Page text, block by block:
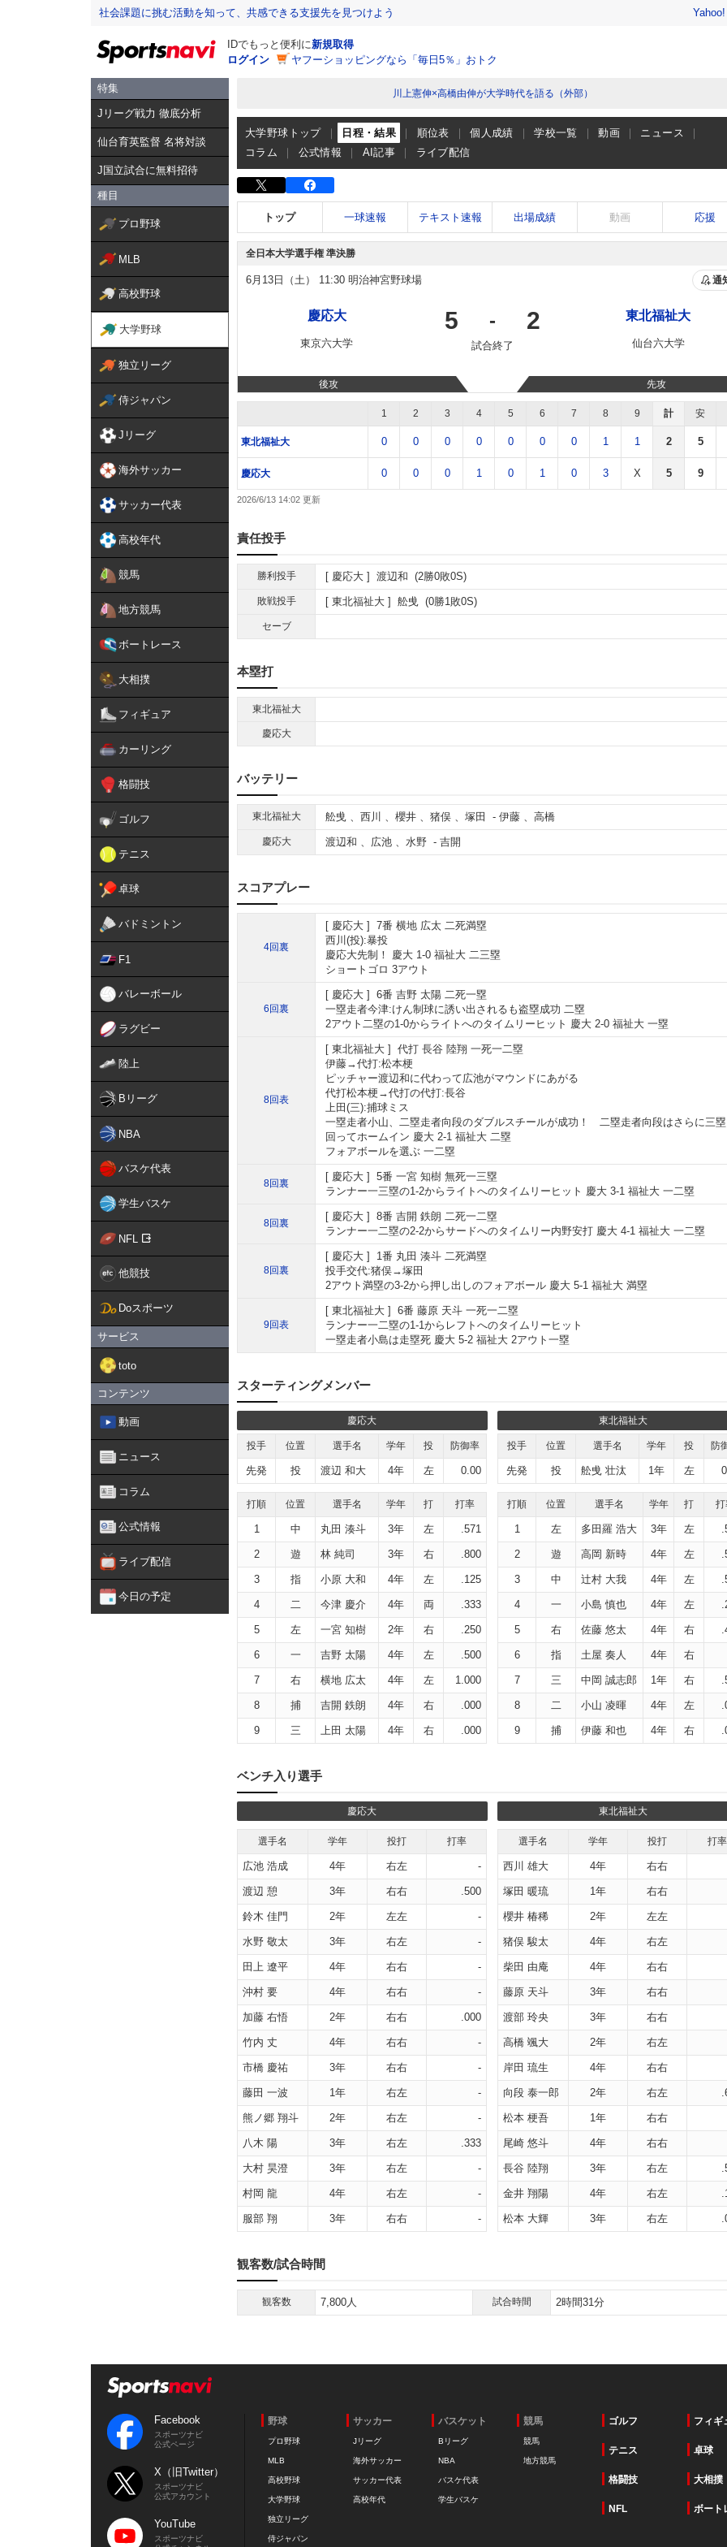
社会課題に挑む活動を知って、共感できる支援先を見つけよう
IDでもっと便利に新規取得
ログイン
ヤフーショッピングなら「毎日5％」おトク
特集
Jリーグ戦力 徹底分析
仙台育英監督 名将対談
J国立試合に無料招待
種目
プロ野球
MLB
高校野球
大学野球
独立リーグ
侍ジャパン
Jリーグ
海外サッカー
サッカー代表
高校年代
競馬
地方競馬
ボートレース
大相撲
フィギュア
カーリング
格闘技
ゴルフ
テニス
卓球
バドミントン
F1
バレーボール
ラグビー
陸上
Bリーグ
NBA
バスケ代表
学生バスケ
NFL
他競技
Doスポーツ
サービス
toto
コンテンツ
動画
ニュース
コラム
公式情報
ライブ配信
今日の予定
川上憲伸×高橋由伸が大学時代を語る（外部）
大学野球トップ 日程・結果 順位表 個人成績 学校一覧 動画
ニュース
コラム
公式情報 AI記事 ライブ配信
トップ 一球速報 テキスト速報 出場成績 動画 応援
全日本大学選手権 準決勝
6月13日（土） 11:30 明治神宮野球場 通
慶応大
東京六大学
5 - 2
試合終了
東北福祉大
仙台六大学
後攻 先攻
1 2 3 4 5 6 7 8 9 計 安
東北福祉大 0 0 0 0 0 0 0 1 1 2 5
慶応大 0 0 0 1 0 1 0 3 X 5 9
2026/6/13 14:02
責任投手
勝利投手 慶応大 渡辺和 (2勝0敗0S)
敗戦投手 東北福祉大 舩曵 (0勝1敗0S)
セーブ
本塁打
東北福祉大
慶応大
バッテリー
東北福祉大 舩曵 、 西川 、 櫻井 、 猪俣 、 塚田 - 伊藤 、 高橋
慶応大 渡辺和 、 広池 、 水野 - 吉開
スコアプレー
4回裏
慶応大 7番 横地 広太 二死満塁
西川(投):暴投
慶応大先制！ 慶大 1-0 福祉大 二三塁
ショートゴロ 3アウト
6回裏
慶応大 6番 吉野 太陽 二死一塁
一塁走者今津:けん制球に誘い出されるも盗塁成功 二塁
2アウト二塁の1-0からライトへのタイムリーヒット 慶大 2-0 福祉大 一塁
8回表
東北福祉大 代打 長谷 陸翔 一死一二塁
伊藤→代打:松本梗
ピッチャー渡辺和に代わって広池がマウンドにあがる
代打松本梗→代打の代打:長谷
上田(三):捕球ミス
一塁走者小山、二塁走者向段のダブルスチールが成功！ 二塁走者向段はさらに三
回ってホームイン 慶大 2-1 福祉大 二塁
フォアボールを選ぶ 一二塁
8回裏
慶応大 5番 一宮 知樹 無死一三塁
ランナー一三塁の1-2からライトへのタイムリーヒット 慶大 3-1 福祉大 一二塁
8回裏
慶応大 8番 吉開 鉄朗 二死一二塁
ランナー一二塁の2-2からサードへのタイムリー内野安打 慶大 4-1 福祉大 一二塁
8回裏
慶応大 1番 丸田 湊斗 二死満塁
投手交代:猪俣→塚田
2アウト満塁の3-2から押し出しのフォアボール 慶大 5-1 福祉大 満塁
9回表
東北福祉大 6番 藤原 天斗 一死一二塁
ランナー一二塁の1-1からレフトへのタイムリーヒット
一塁走者小島は走塁死 慶大 5-2 福祉大 2アウト一塁
スターティングメンバー
慶応大
投手 位置 選手名 学年 投 防御率
先発 投 渡辺 和大 4年 左 0.00
打順 位置 選手名 学年 打 打率
1 中 丸田 湊斗 3年 左 .571
2 遊 林 純司 3年 右 .800
3 指 小原 大和 4年 左 .125
4 二 今津 慶介 4年 両 .333
5 左 一宮 知樹 2年 右 .250
6 一 吉野 太陽 4年 左 .500
7 右 横地 広太 4年 左 1.000
8 捕 吉開 鉄朗 4年 右 .000
9 三 上田 太陽 4年 右 .000
東北福祉大
投手 位置 選手名 学年 投 防
先発 投 舩曵 壮汰 1年 左
打順 位置 選手名 学年 打
1 左 多田羅 浩大 3年 左
2 遊 高岡 新時 4年 左
3 中 辻村 大我 4年 左
4 一 小島 慎也 4年 左
5 右 佐藤 悠太 4年 右
6 指 土屋 奏人 4年 右
7 三 中岡 誠志郎 1年 右
8 二 小山 凌暉 4年 左
9 捕 伊藤 和也 4年 右
ベンチ入り選手
慶応大 東北福祉大
選手名 学年 投打 打率
広池 浩成 4年 右左 -
渡辺 憩 3年 右右 .500
鈴木 佳門 2年 左左 -
水野 敬太 3年 右左 -
田上 遼平 4年 右右 -
沖村 要 4年 右右 -
加藤 右悟 2年 右右 .000
竹内 丈 4年 右右 -
市橋 慶祐 3年 右右 -
藤田 一波 1年 右左 -
熊ノ郷 翔斗 2年 右左 -
八木 陽 3年 右左 .333
大村 昊澄 3年 右左 -
村岡 龍 4年 右左 -
服部 翔 3年 右右 -
選手名 学年 投打 打率
西川 雄大 4年 右右
塚田 暖琉 1年 右右
櫻井 椿稀 2年 左左
猪俣 駿太 4年 右左
柴田 由庵 4年 右右
藤原 天斗 3年 右右
渡部 玲央 3年 右右
高橋 颯大 2年 右左
岸田 琉生 4年 右右
向段 泰一郎 2年 右左
松本 梗吾 1年 右右
尾崎 悠斗 4年 右右
長谷 陸翔 3年 右左
金井 翔陽 4年 右左
松本 大輝 3年 右左
観客数/試合時間
観客数 7,800人 試合時間 2時間31分
Facebook
スポーツナビ
公式ページ
X（旧Twitter）
スポーツナビ
公式アカウント
YouTube
スポーツナビ
野球
プロ野球
MLB
高校野球
大学野球
独立リーグ
侍ジャパン
サッカー
Jリーグ
海外サッカー
サッカー代表
高校年代
バスケット
Bリーグ
NBA
バスケ代表
学生バスケ
競馬
競馬
地方競馬
ゴルフ フィギ
テニス 卓球
格闘技 大相撲
NFL ボート